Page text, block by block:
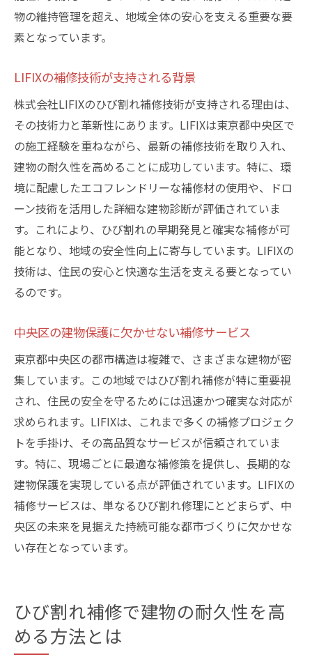
LIFIXの専門技術を用いた補修方法
確実な補修を可能にする技術的背景
ひび割れ補修における革新的アプローチ
技術力を活かした補修効果の実証
LIFIX技術が示す補修の新たな可能性
東京都中央区でのLIFIXの信頼性と実績を裏付け
る事例紹介
中央区での実績が示すLIFIXの信頼性
地域に根ざした補修事例の紹介
LIFIXが築いた信頼の実績とその裏付け
実績をもとにした補修技術の評価
物の維持管理を超え、地域全体の安心を支える重要な要
素となっています。
LIFIXの補修技術が支持される背景
株式会社LIFIXのひび割れ補修技術が支持される理由は、
その技術力と革新性にあります。LIFIXは東京都中央区で
の施工経験を重ねながら、最新の補修技術を取り入れ、
建物の耐久性を高めることに成功しています。特に、環
境に配慮したエコフレンドリーな補修材の使用や、ドロ
ーン技術を活用した詳細な建物診断が評価されていま
す。これにより、ひび割れの早期発見と確実な補修が可
能となり、地域の安全性向上に寄与しています。LIFIXの
技術は、住民の安心と快適な生活を支える要となってい
るのです。
中央区の建物保護に欠かせない補修サービス
東京都中央区の都市構造は複雑で、さまざまな建物が密
集しています。この地域ではひび割れ補修が特に重要視
され、住民の安全を守るためには迅速かつ確実な対応が
求められます。LIFIXは、これまで多くの補修プロジェク
トを手掛け、その高品質なサービスが信頼されていま
す。特に、現場ごとに最適な補修策を提供し、長期的な
建物保護を実現している点が評価されています。LIFIXの
補修サービスは、単なるひび割れ修理にとどまらず、中
央区の未来を見据えた持続可能な都市づくりに欠かせな
い存在となっています。
ひび割れ補修で建物の耐久性を高
める方法とは